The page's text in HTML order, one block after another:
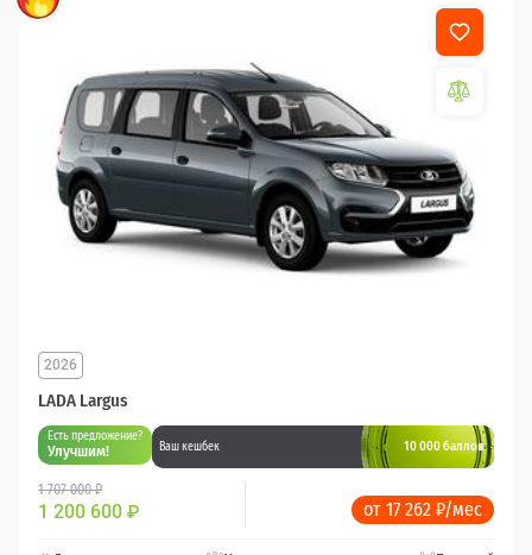
LADA Largus
2026
Есть предложение?
Улучшим! Ваш кешбек 10 000 баллов
1 707 000 ₽
1 200 600 ₽ от 17 262 ₽/мес